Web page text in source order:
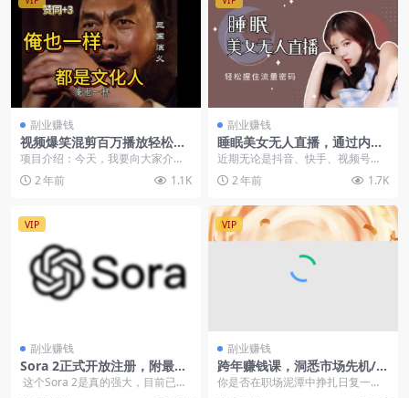
副业赚钱
视频爆笑混剪百万播放轻松达
成
项目介绍：今天，我要向大家介绍
一种高效的视频创作方法，这种方
法不仅覆盖了广泛的受...
2 年前 1.1K
副业赚钱
睡眠美女无人直播，通过内置
线条手法，轻松握住流量密码
近期无论是抖音、快手、视频号、B
站、陌陌等平台对于美女擦边类型
的无人直播管控越来...
2 年前 1.7K
VIP
副业赚钱
Sora 2正式开放注册，附最新
分享的邀请码合集（文本内
这个Sora 2是真的强大，目前已经
VIP
副业赚钱
跨年赚钱课，洞悉市场先机/激
发创新思维/制定财富计划/实
你是否在职场泥潭中挣扎日复一日,